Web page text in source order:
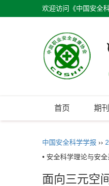
欢迎访问《中国安全
首页 期
中国安全科学学报 ››
• 安全科学理论与安全
面向三元空